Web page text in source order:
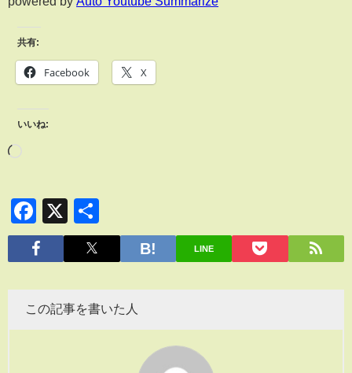
共有:
Facebook X
いいね:
Facebook
X
有
LINE
この記事を書いた人